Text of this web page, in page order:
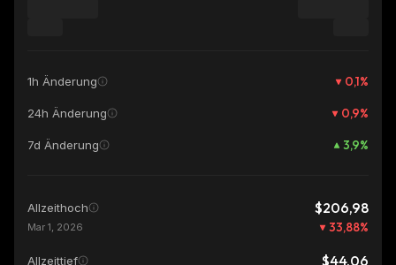
1h Änderung 0,1%
24h Änderung 0,9%
7d Änderung 3,9%
Allzeithoch $206,98
Mar 1, 2026 33,88%
Allzeittief $44,06